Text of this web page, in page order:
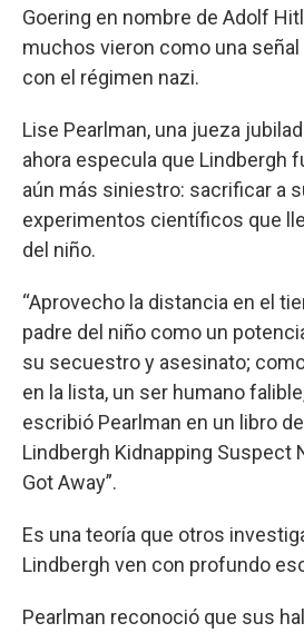
Goering en nombre de Adolf
muchos vieron como una
con el régimen nazi.
Lise Pearlman, una jueza
ahora especula que Lindbergh
aún más siniestro: sacrificar a
experimentos científicos que
del niño.
“Aprovecho la distancia en el
padre del niño como un
su secuestro y asesinato;
en la lista, un ser humano
escribió Pearlman en un libro
Lindbergh Kidnapping Suspect
Got Away”.
Es una teoría que otros
Lindbergh ven con profundo
Pearlman reconoció que sus